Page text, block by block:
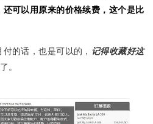
还可以用原来的价格续费，这个是比
的话，也是可以的， 记得收藏好这
。